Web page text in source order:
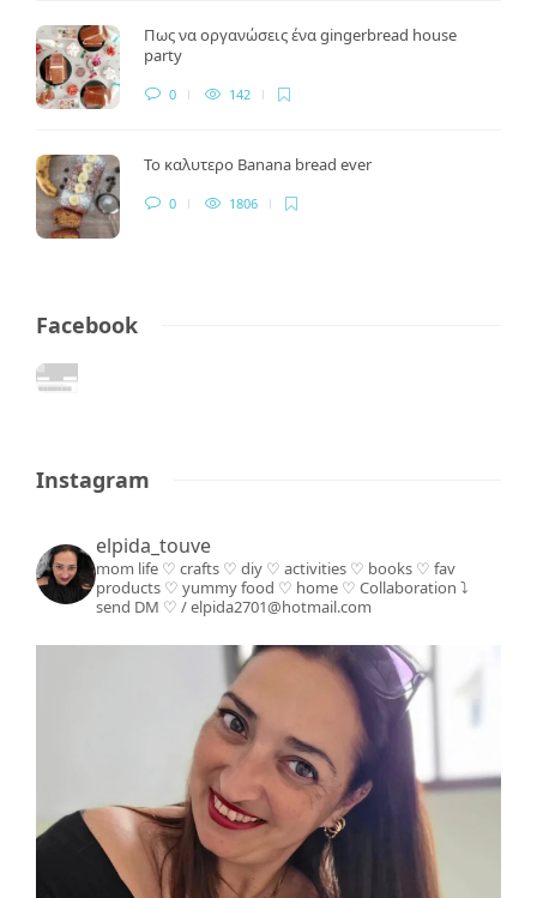
Πως να οργανώσεις ένα gingerbread house
party
0 142
Το καλυτερο Banana bread ever
0 1806
Facebook
Instagram
elpida_touve
mom life ♡ crafts ♡ diy ♡ activities ♡ books ♡ fav
products ♡ yummy food ♡ home ♡ Collaboration ⤵️
send DM ♡ / elpida2701@hotmail.com